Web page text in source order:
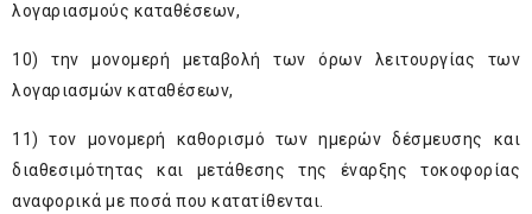
λογαριασμούς καταθέσεων,
10) την μονομερή μεταβολή των όρων λειτουργίας των
λογαριασμών καταθέσεων,
11) τον μονομερή καθορισμό των ημερών δέσμευσης και
διαθεσιμότητας και μετάθεσης της έναρξης τοκοφορίας
αναφορικά με ποσά που κατατίθενται.